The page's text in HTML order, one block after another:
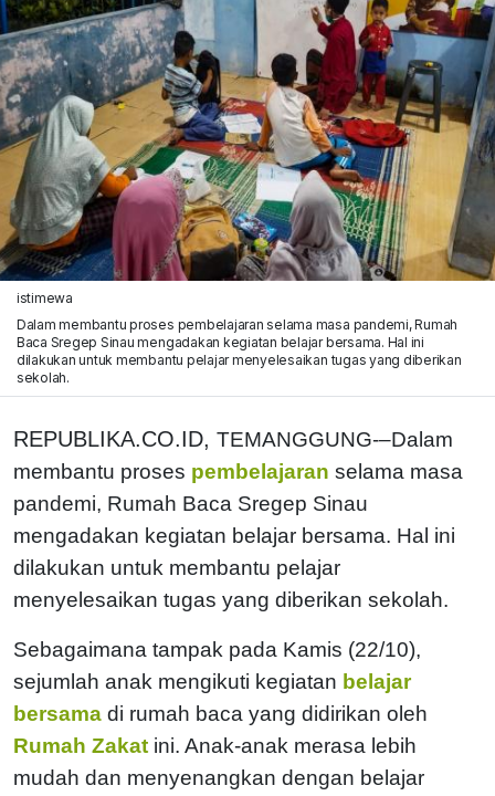
istimewa
Dalam membantu proses pembelajaran selama masa pandemi, Rumah
Baca Sregep Sinau mengadakan kegiatan belajar bersama. Hal ini
dilakukan untuk membantu pelajar menyelesaikan tugas yang diberikan
sekolah.
REPUBLIKA.CO.ID, TEMANGGUNG-–Dalam
membantu proses pembelajaran selama masa
pandemi, Rumah Baca Sregep Sinau
mengadakan kegiatan belajar bersama. Hal ini
dilakukan untuk membantu pelajar
menyelesaikan tugas yang diberikan sekolah.
Sebagaimana tampak pada Kamis (22/10),
sejumlah anak mengikuti kegiatan belajar
bersama di rumah baca yang didirikan oleh
Rumah Zakat ini. Anak-anak merasa lebih
mudah dan menyenangkan dengan belajar